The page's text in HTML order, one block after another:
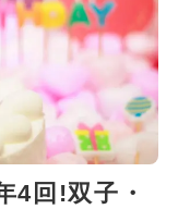
4回!双子・